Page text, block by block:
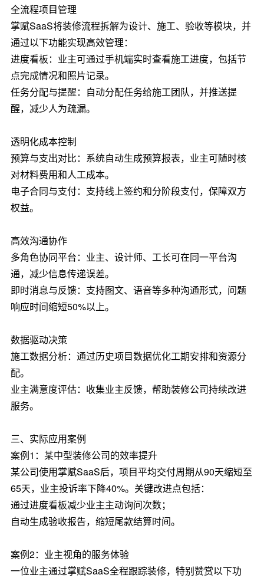
全流程项目管理
掌赋SaaS将装修流程拆解为设计、施工、验收等模块，并
通过以下功能实现高效管理：
进度看板：业主可通过手机端实时查看施工进度，包括节
点完成情况和照片记录。
任务分配与提醒：自动分配任务给施工团队，并推送提
醒，减少人为疏漏。
透明化成本控制
预算与支出对比：系统自动生成预算报表，业主可随时核
对材料费用和人工成本。
电子合同与支付：支持线上签约和分阶段支付，保障双方
权益。
高效沟通协作
多角色协同平台：业主、设计师、工长可在同一平台沟
通，减少信息传递误差。
即时消息与反馈：支持图文、语音等多种沟通形式，问题
响应时间缩短50%以上。
数据驱动决策
施工数据分析：通过历史项目数据优化工期安排和资源分
配。
业主满意度评估：收集业主反馈，帮助装修公司持续改进
服务。
三、实际应用案例
案例1：某中型装修公司的效率提升
某公司使用掌赋SaaS后，项目平均交付周期从90天缩短至
65天，业主投诉率下降40%。关键改进点包括：
通过进度看板减少业主主动询问次数；
自动生成验收报告，缩短尾款结算时间。
案例2：业主视角的服务体验
一位业主通过掌赋SaaS全程跟踪装修，特别赞赏以下功